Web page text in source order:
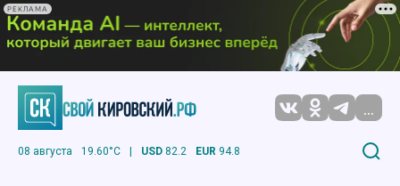
РЕКЛАМА
...
08 августа 19.60°C | USD 82.2 EUR 94.8